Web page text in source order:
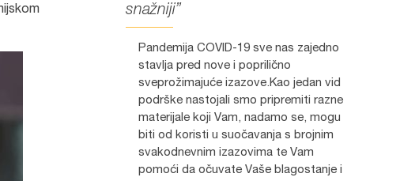
snažniji”
Pandemija COVID-19 sve nas zajedno
stavlja pred nove i poprilično
sveprožimajuće izazove.Kao jedan vid
podrške nastojali smo pripremiti razne
materijale koji Vam, nadamo se, mogu
biti od koristi u suočavanja s brojnim
svakodnevnim izazovima te Vam
pomoći da očuvate Vaše blagostanje i